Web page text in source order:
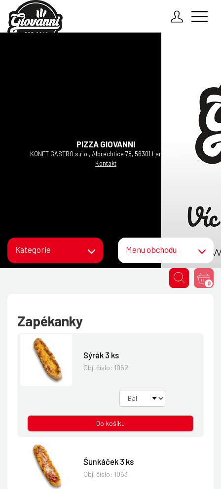
O nás
Zadejte údaje k Vašemu účtu
PIZZA GIOVANNI
KONET GASTRO s.r.o., Albrechtice 78, 56301 Lanškroun
Kontakt
0
Kategorie Menu obchodu
Zapékanky
Sýrák 3 ks
Obj. číslo: 1062
Do košíku
Šunkáček 3 ks
Obj. číslo: 1063